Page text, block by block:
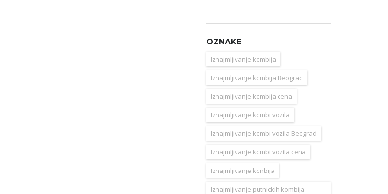
OZNAKE
Iznajmljivanje kombija
Iznajmljivanje kombija Beograd
Iznajmljivanje kombija cena
Iznajmljivanje kombi vozila
Iznajmljivanje kombi vozila Beograd
Iznajmljivanje kombi vozila cena
Iznajmljivanje konbija
Iznajmljivanje putnickih kombija